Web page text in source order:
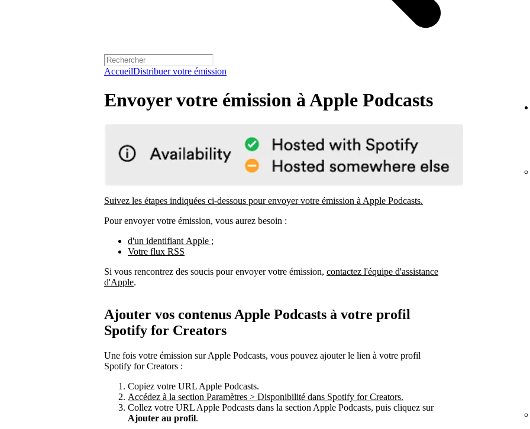
AccueilDistribuer votre émission
Envoyer votre émission à Apple Podcasts
Suivez les étapes indiquées ci-dessous pour envoyer votre émission à Apple Podcasts.
Pour envoyer votre émission, vous aurez besoin :
d'un identifiant Apple ;
Votre flux RSS
Si vous rencontrez des soucis pour envoyer votre émission, contactez l'équipe d'assistance
d'Apple.
Ajouter vos contenus Apple Podcasts à votre profil
Spotify for Creators
Une fois votre émission sur Apple Podcasts, vous pouvez ajouter le lien à votre profil
Spotify for Creators :
Copiez votre URL Apple Podcasts.
Accédez à la section Paramètres > Disponibilité dans Spotify for Creators.
Collez votre URL Apple Podcasts dans la section Apple Podcasts, puis cliquez sur
Ajouter au profil.